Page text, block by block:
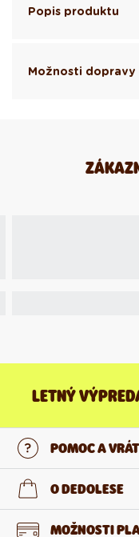
Popis produktu
Možnosti dopravy
LETNÝ
POMOC A
Kontaktujte nás
O DEDOLESE
O nás MOŽNOSTI